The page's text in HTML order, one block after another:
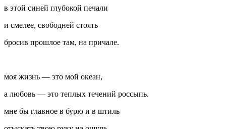
в этой синей глубокой печали
и смелее, свободней стоять
бросив прошлое там, на причале.
моя жизнь — это мой океан,
а любовь — это теплых течений россыпь.
мне бы главное в бурю и в штиль